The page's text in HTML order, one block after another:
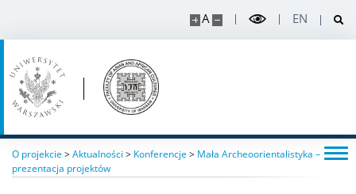
A EN
O projekcie >Aktualności > Konferencje > Mała Archeoorientalistyka –
prezentacja projektów